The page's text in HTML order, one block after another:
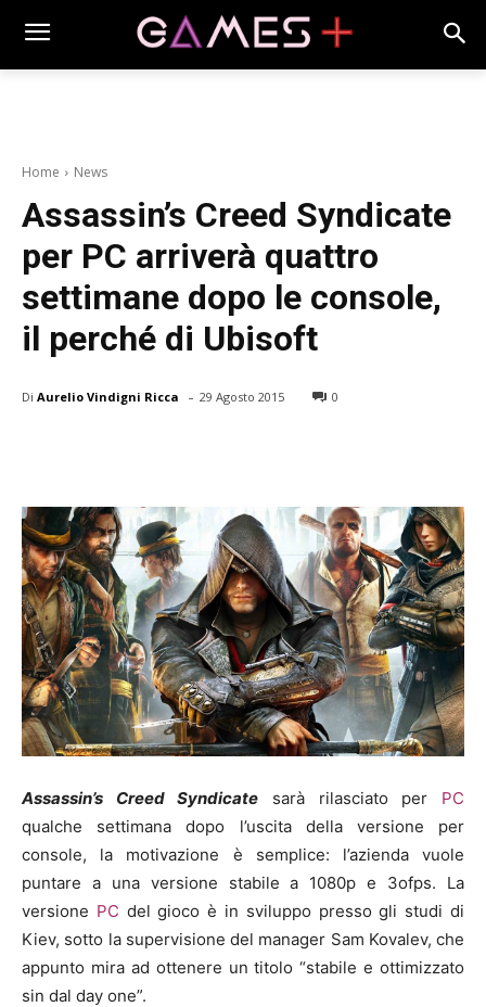
Home News
Assassin’s Creed Syndicate
per PC arriverà quattro
settimane dopo le console,
il perché di Ubisoft
Di Aurelio Vindigni Ricca - 29 Agosto 2015 0
Assassin’s Creed Syndicate sarà rilasciato per PC
qualche settimana dopo l’uscita della versione per
console, la motivazione è semplice: l’azienda vuole
puntare a una versione stabile a 1080p e 3ofps. La
versione PC del gioco è in sviluppo presso gli studi di
Kiev, sotto la supervisione del manager Sam Kovalev, che
appunto mira ad ottenere un titolo “stabile e ottimizzato
sin dal day one”.